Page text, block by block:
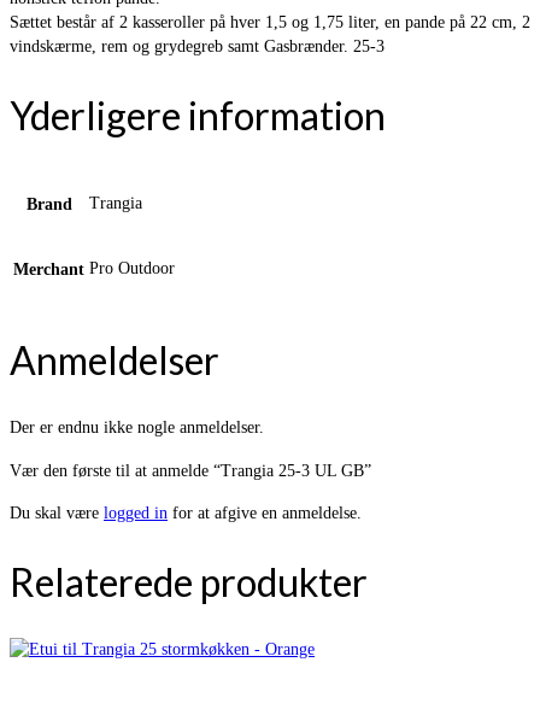
Sættet består af 2 kasseroller på hver 1,5 og 1,75 liter, en pande på 22 cm, 2
vindskærme, rem og grydegreb samt Gasbrænder. 25-3
Yderligere information
Brand Trangia
Merchant Pro Outdoor
Anmeldelser
Der er endnu ikke nogle anmeldelser.
Vær den første til at anmelde “Trangia 25-3 UL GB”
Du skal være logged in for at afgive en anmeldelse.
Relaterede produkter